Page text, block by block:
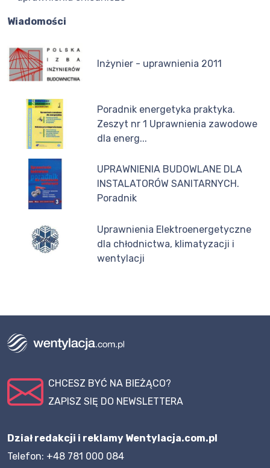
Wiadomości
Inżynier - uprawnienia 2011
Poradnik energetyka praktyka.
Zeszyt nr 1 Uprawnienia zawodowe
dla energ...
UPRAWNIENIA BUDOWLANE DLA
INSTALATORÓW SANITARNYCH.
Poradnik
Uprawnienia Elektroenergetyczne
dla chłodnictwa, klimatyzacji i
wentylacji
CHCESZ BYĆ NA BIEŻĄCO?
ZAPISZ SIĘ DO NEWSLETTERA
Dział redakcji i reklamy Wentylacja.com.pl
Telefon: +48 781 000 084